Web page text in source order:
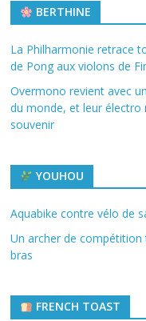
BERTHINE
La Philharmonie retrace
de Pong aux violons de
Overmono revient avec
du monde, et leur électro
souvenir
YOUHOU
Aquabike contre vélo de
Un archer de compétition
bras
FRENCH TOAST